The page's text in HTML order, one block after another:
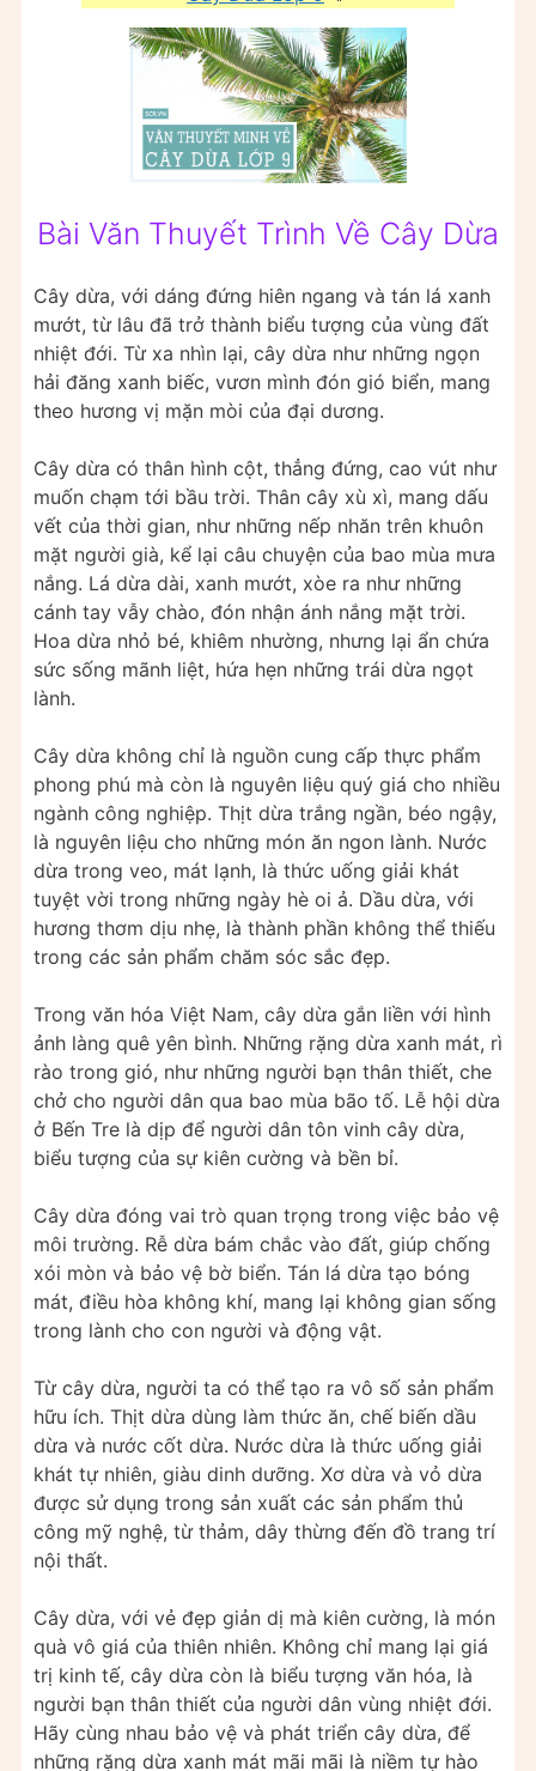
Bài Văn Thuyết Trình Về Cây Dừa
Cây dừa, với dáng đứng hiên ngang và tán lá xanh
mướt, từ lâu đã trở thành biểu tượng của vùng đất
nhiệt đới. Từ xa nhìn lại, cây dừa như những ngọn
hải đăng xanh biếc, vươn mình đón gió biển, mang
theo hương vị mặn mòi của đại dương.
Cây dừa có thân hình cột, thẳng đứng, cao vút như
muốn chạm tới bầu trời. Thân cây xù xì, mang dấu
vết của thời gian, như những nếp nhăn trên khuôn
mặt người già, kể lại câu chuyện của bao mùa mưa
nắng. Lá dừa dài, xanh mướt, xòe ra như những
cánh tay vẫy chào, đón nhận ánh nắng mặt trời.
Hoa dừa nhỏ bé, khiêm nhường, nhưng lại ẩn chứa
sức sống mãnh liệt, hứa hẹn những trái dừa ngọt
lành.
Cây dừa không chỉ là nguồn cung cấp thực phẩm
phong phú mà còn là nguyên liệu quý giá cho nhiều
ngành công nghiệp. Thịt dừa trắng ngần, béo ngậy,
là nguyên liệu cho những món ăn ngon lành. Nước
dừa trong veo, mát lạnh, là thức uống giải khát
tuyệt vời trong những ngày hè oi ả. Dầu dừa, với
hương thơm dịu nhẹ, là thành phần không thể thiếu
trong các sản phẩm chăm sóc sắc đẹp.
Trong văn hóa Việt Nam, cây dừa gắn liền với hình
ảnh làng quê yên bình. Những rặng dừa xanh mát, rì
rào trong gió, như những người bạn thân thiết, che
chở cho người dân qua bao mùa bão tố. Lễ hội dừa
ở Bến Tre là dịp để người dân tôn vinh cây dừa,
biểu tượng của sự kiên cường và bền bỉ.
Cây dừa đóng vai trò quan trọng trong việc bảo vệ
môi trường. Rễ dừa bám chắc vào đất, giúp chống
xói mòn và bảo vệ bờ biển. Tán lá dừa tạo bóng
mát, điều hòa không khí, mang lại không gian sống
trong lành cho con người và động vật.
Từ cây dừa, người ta có thể tạo ra vô số sản phẩm
hữu ích. Thịt dừa dùng làm thức ăn, chế biến dầu
dừa và nước cốt dừa. Nước dừa là thức uống giải
khát tự nhiên, giàu dinh dưỡng. Xơ dừa và vỏ dừa
được sử dụng trong sản xuất các sản phẩm thủ
công mỹ nghệ, từ thảm, dây thừng đến đồ trang trí
nội thất.
Cây dừa, với vẻ đẹp giản dị mà kiên cường, là món
quà vô giá của thiên nhiên. Không chỉ mang lại giá
trị kinh tế, cây dừa còn là biểu tượng văn hóa, là
người bạn thân thiết của người dân vùng nhiệt đới.
Hãy cùng nhau bảo vệ và phát triển cây dừa, để
những rặng dừa xanh mát mãi mãi là niềm tự hào